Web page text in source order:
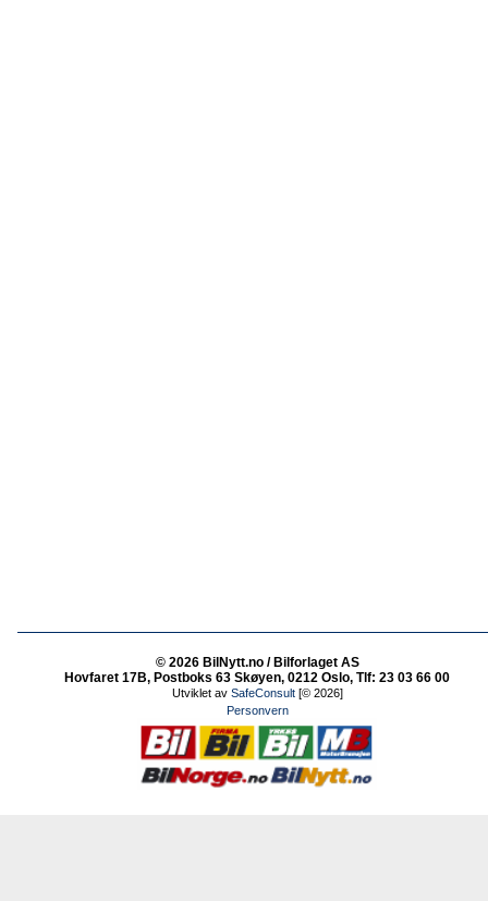
© 2026 BilNytt.no / Bilforlaget AS
Hovfaret 17B, Postboks 63 Skøyen, 0212 Oslo, Tlf: 23 03 66 00
Utviklet av SafeConsult[© 2026]
Personvern